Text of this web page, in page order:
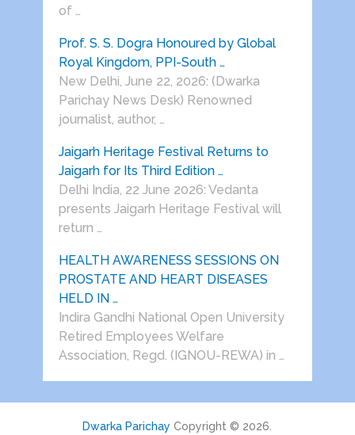
of …
Prof. S. S. Dogra Honoured by Global
Royal Kingdom, PPI-South …
New Delhi, June 22, 2026: (Dwarka
Parichay News Desk) Renowned
journalist, author, …
Jaigarh Heritage Festival Returns to
Jaigarh for Its Third Edition …
Delhi India, 22 June 2026: Vedanta
presents Jaigarh Heritage Festival will
return …
HEALTH AWARENESS SESSIONS ON
PROSTATE AND HEART DISEASES
HELD IN …
Indira Gandhi National Open University
Retired Employees Welfare
Association, Regd. (IGNOU-REWA) in …
Dwarka Parichay Copyright © 2026.